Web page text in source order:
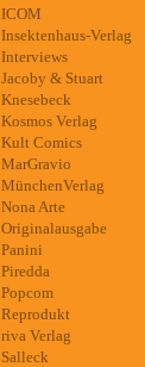
ICOM
Insektenhaus-Verlag
Interviews
Jacoby & Stuart
Knesebeck
Kosmos Verlag
Kult Comics
MarGravio
MünchenVerlag
Nona Arte
Originalausgabe
Panini
Piredda
Popcom
Reprodukt
riva Verlag
Salleck